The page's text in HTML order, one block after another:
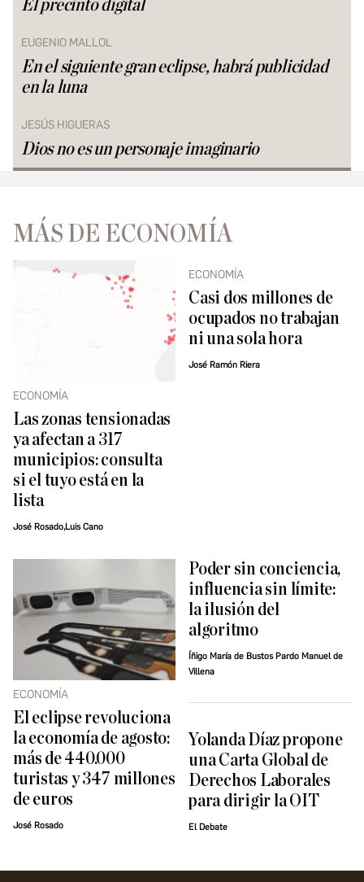
El precinto digital
EUGENIO MALLOL
En el siguiente gran eclipse, habrá publicidad
en la luna
JESÚS HIGUERAS
Dios no es un personaje imaginario
MÁS DE ECONOMÍA
ECONOMÍA
Las zonas tensionadas
ya afectan a 317
municipios: consulta
si el tuyo está en la
lista
José Rosado,Luis Cano
ECONOMÍA
Casi dos millones de
ocupados no trabajan
ni una sola hora
José Ramón Riera
ECONOMÍA
El eclipse revoluciona
la economía de agosto:
más de 440.000
turistas y 347 millones
de euros
José Rosado
Poder sin conciencia,
influencia sin límite:
la ilusión del
algoritmo
Íñigo María de Bustos Pardo Manuel de
Villena
Yolanda Díaz propone
una Carta Global de
Derechos Laborales
para dirigir la OIT
El Debate